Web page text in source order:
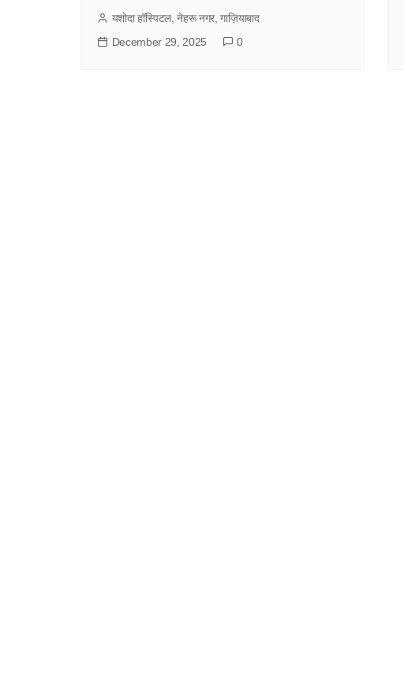
यशोदा हॉस्पिटल, नेहरू नगर, गाज़ियाबाद
December 29, 2025
0